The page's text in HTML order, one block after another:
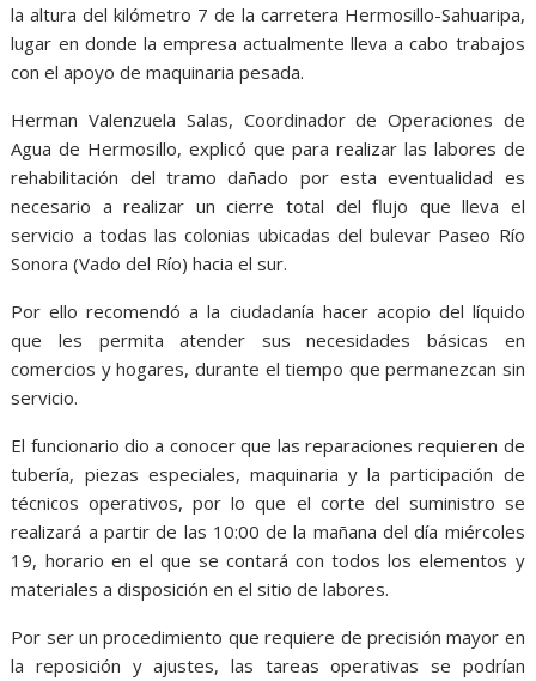
la altura del kilómetro 7 de la carretera Hermosillo-Sahuaripa,
lugar en donde la empresa actualmente lleva a cabo trabajos
con el apoyo de maquinaria pesada.
Herman Valenzuela Salas, Coordinador de Operaciones de
Agua de Hermosillo, explicó que para realizar las labores de
rehabilitación del tramo dañado por esta eventualidad es
necesario a realizar un cierre total del flujo que lleva el
servicio a todas las colonias ubicadas del bulevar Paseo Río
Sonora (Vado del Río) hacia el sur.
Por ello recomendó a la ciudadanía hacer acopio del líquido
que les permita atender sus necesidades básicas en
comercios y hogares, durante el tiempo que permanezcan sin
servicio.
El funcionario dio a conocer que las reparaciones requieren de
tubería, piezas especiales, maquinaria y la participación de
técnicos operativos, por lo que el corte del suministro se
realizará a partir de las 10:00 de la mañana del día miércoles
19, horario en el que se contará con todos los elementos y
materiales a disposición en el sitio de labores.
Por ser un procedimiento que requiere de precisión mayor en
la reposición y ajustes, las tareas operativas se podrían